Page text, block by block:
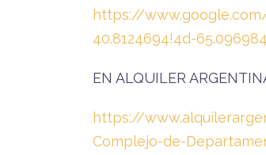
https://www.google.com/
40.8124694!4d-
EN ALQUILER
https://
Complejo-de-